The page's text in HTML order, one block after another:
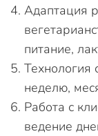
Адаптация
питание,
Технология
неделю,
Работа с
ведение